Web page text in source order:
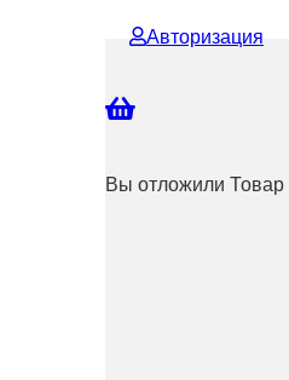
Авторизация
Вы отложили Товар